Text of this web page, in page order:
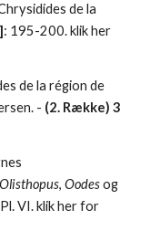
de la
: 195-200. klik her
de la région de
- (2. Række) 3
Olisthopus, Oodes